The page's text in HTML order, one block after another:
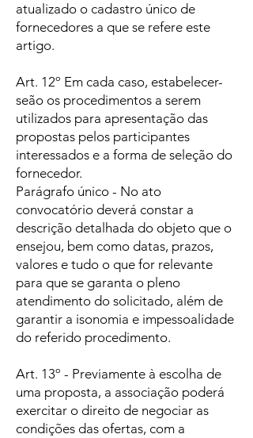
atualizado o cadastro único de
fornecedores a que se refere este
artigo.
Art. 12º Em cada caso, estabelecer-
seão os procedimentos a serem
utilizados para apresentação das
propostas pelos participantes
interessados e a forma de seleção do
fornecedor.
Parágrafo único - No ato
convocatório deverá constar a
descrição detalhada do objeto que o
ensejou, bem como datas, prazos,
valores e tudo o que for relevante
para que se garanta o pleno
atendimento do solicitado, além de
garantir a isonomia e impessoalidade
do referido procedimento.
Art. 13º - Previamente à escolha de
uma proposta, a associação poderá
exercitar o direito de negociar as
condições das ofertas, com a